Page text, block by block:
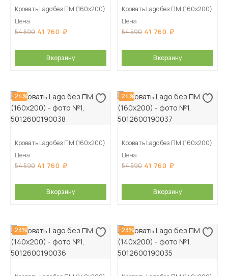
Кровать Lago без ПМ (160х200)
Цена
54 590 41 760
В корзину
Кровать Lago без ПМ (160х200)
Цена
54 590 41 760
В корзину
-24%
Кровать Lago без ПМ (160х200)
Цена
54 590 41 760
В корзину
-24%
Кровать Lago без ПМ (160х200)
Цена
54 590 41 760
В корзину
-23% -23%